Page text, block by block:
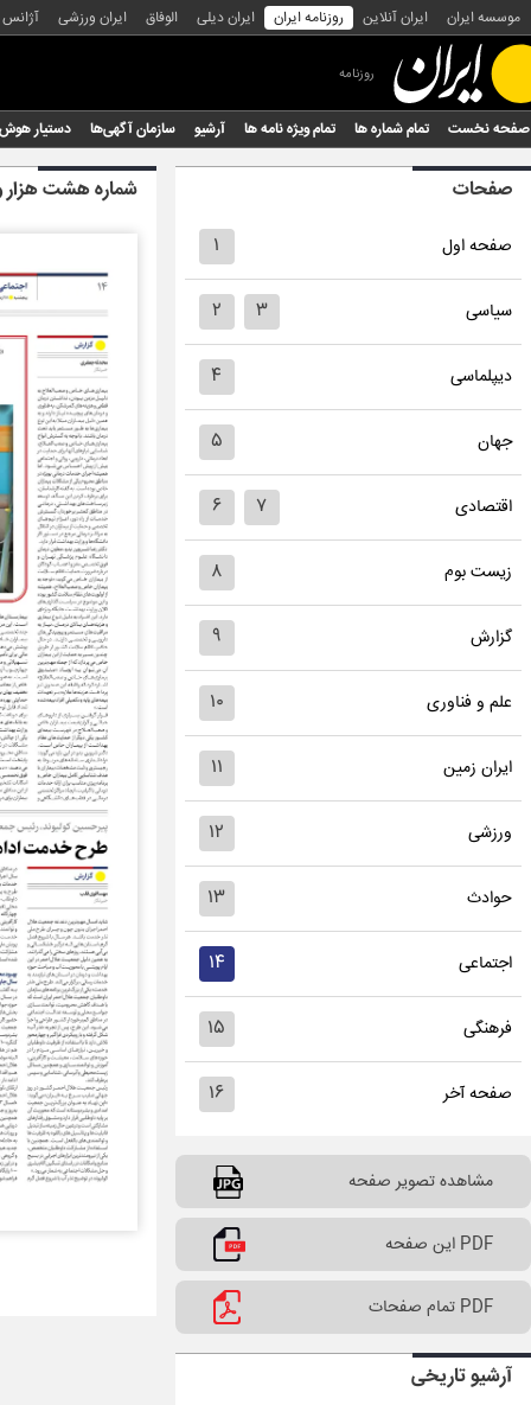
موسسه ایران ایران آنلاین روزنامه ایران ایران دیلی الوفاق ایران ورزشی
روزنامه
صفحه نخست تمام شماره ها تمام ویژه نامه ها آرشیو سازمان آگهی‌ها دستیار
صفحات
صفحه اول ۱
سیاسی ۲ ۳
دیپلماسی ۴
جهان ۵
اقتصادی ۶ ۷
زیست بوم ۸
گزارش ۹
علم و فناوری ۱۰
ایران زمین ۱۱
ورزشی ۱۲
حوادث ۱۳
اجتماعی ۱۴
فرهنگی ۱۵
صفحه آخر ۱۶
مشاهده تصویر صفحه
PDF این صفحه
PDF تمام صفحات
آرشیو تاریخی
شماره هشت